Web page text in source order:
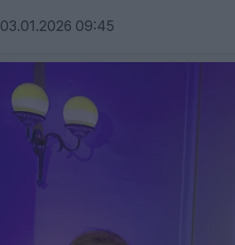
03.01.2026 09:45